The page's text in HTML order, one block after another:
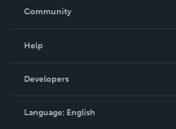
In The News
Community
Podcast
Help
Order Lookup
Knowledge Base
Contact Support
Developers
Language: English